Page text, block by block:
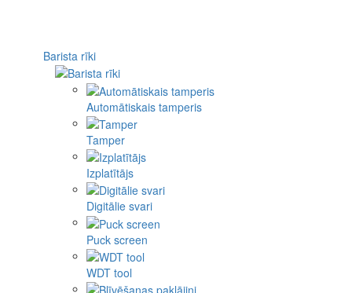
Barista rīki
Automātiskais tamperis
Tamper
Izplatītājs
Digitālie svari
Puck screen
WDT tool